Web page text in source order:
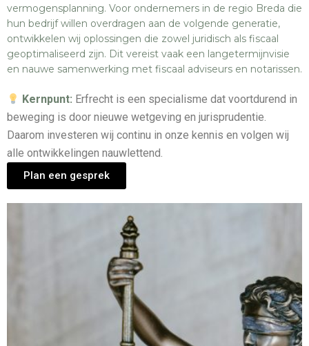
vermogensplanning. Voor ondernemers in de regio Breda die
hun bedrijf willen overdragen aan de volgende generatie,
ontwikkelen wij oplossingen die zowel juridisch als fiscaal
geoptimaliseerd zijn. Dit vereist vaak een langetermijnvisie
en nauwe samenwerking met fiscaal adviseurs en notarissen.
Kernpunt: Erfrecht is een specialisme dat voortdurend in
beweging is door nieuwe wetgeving en jurisprudentie.
Daarom investeren wij continu in onze kennis en volgen wij
alle ontwikkelingen nauwlettend.
Plan een gesprek